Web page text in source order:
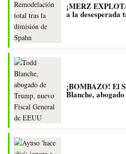
¡MERZ
a la desesperada
¡BOMBAZO! El
Blanche,